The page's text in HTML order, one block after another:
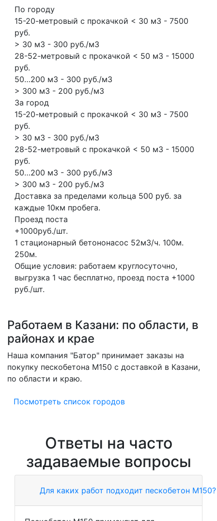
По городу
15-20-метровый с прокачкой < 30 м3 - 7500
руб.
> 30 м3 - 300 руб./м3
28-52-метровый с прокачкой < 50 м3 - 15000
руб.
50…200 м3 - 300 руб./м3
> 300 м3 - 200 руб./м3
За город
15-20-метровый с прокачкой < 30 м3 - 7500
руб.
> 30 м3 - 300 руб./м3
28-52-метровый с прокачкой < 50 м3 - 15000
руб.
50…200 м3 - 300 руб./м3
> 300 м3 - 200 руб./м3
Доставка за пределами кольца 500 руб. за
каждые 10км пробега.
Проезд поста
+1000руб./шт.
1 стационарный бетононасос 52м3/ч. 100м.
250м.
Общие условия: работаем круглосуточно,
выгрузка 1 час бесплатно, проезд поста +1000
руб./шт.
Работаем в Казани: по области, в
районах и крае
Наша компания "Батор" принимает заказы на
покупку пескобетона M150 с доставкой в Казани,
по области и краю.
Посмотреть список городов
Ответы на часто
задаваемые вопросы
Для каких работ подходит пескобетон М150?